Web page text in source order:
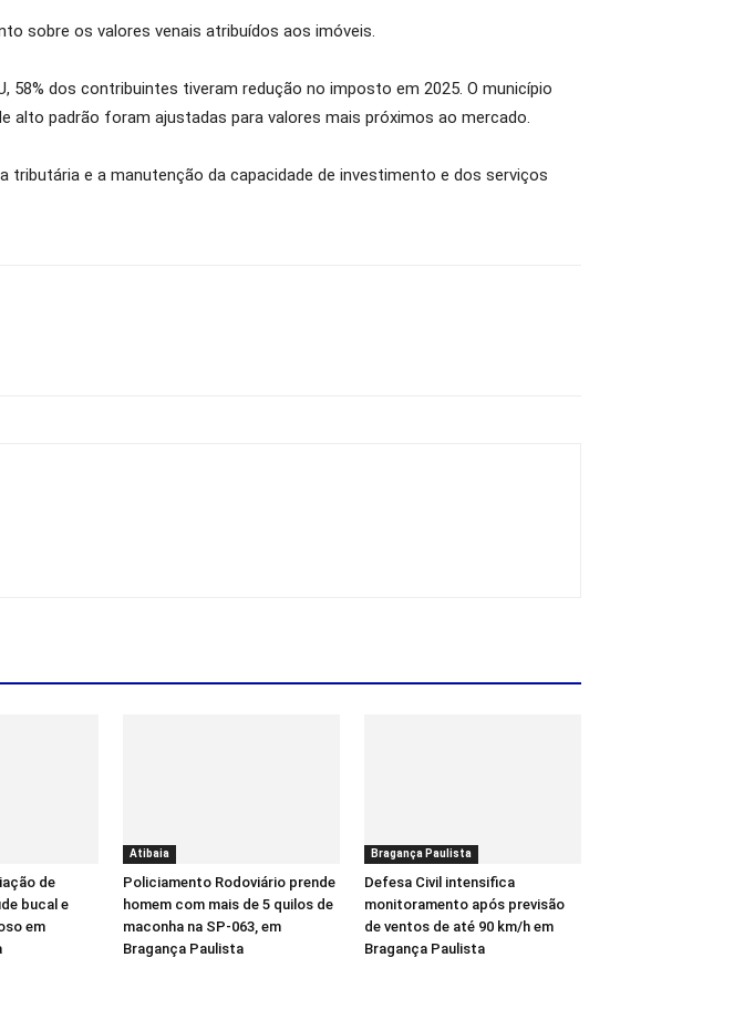
sobre os valores venais atribuídos aos imóveis.
dos contribuintes tiveram redução no imposto em 2025. O município
alto padrão foram ajustadas para valores mais próximos ao mercado.
e a manutenção da capacidade de investimento e dos serviços
de
bucal e
em
Atibaia
Policiamento Rodoviário prende
homem com mais de 5 quilos de
maconha na SP-063, em
Bragança Paulista
Bragança Paulista
Defesa Civil intensifica
monitoramento após previsão
de ventos de até 90 km/h em
Bragança Paulista